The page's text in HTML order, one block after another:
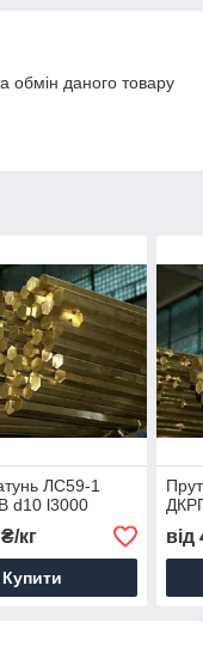
обмін даного товару
ЛС59-1
d10 l3000
кг
Купити
від